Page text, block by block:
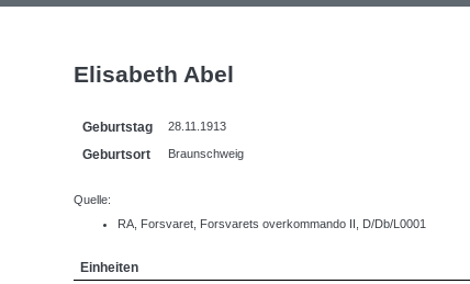
Elisabeth Abel
Geburtstag 28.11.1913
Geburtsort Braunschweig
Quelle:
RA, Forsvaret, Forsvarets overkommando II, D/Db/L0001
Einheiten